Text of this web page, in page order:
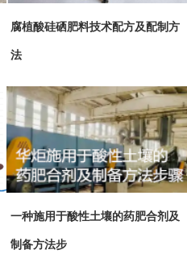
腐植酸硅硒肥料技术配方及配制方
法
一种施用于酸性土壤的药肥合剂及
制备方法步